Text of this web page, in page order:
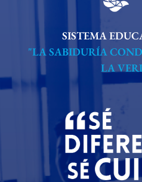
SISTEMA
"LA SABIDURÍA
LA